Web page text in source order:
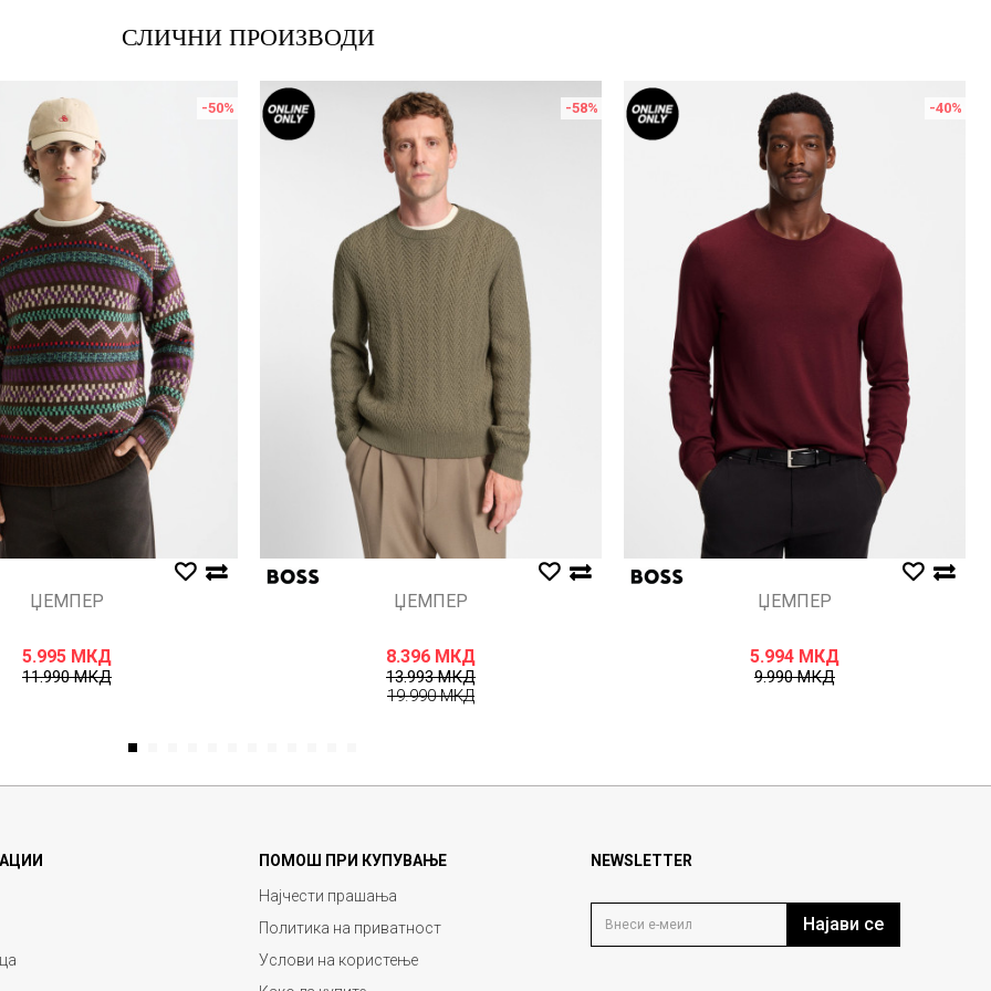
СЛИЧНИ ПРОИЗВОДИ
-50%
ЏЕМПЕР
5.995 МКД
11.990МКД
-58%
ЏЕМПЕР
8.396 МКД
13.993МКД
19.990МКД
-40%
ЏЕМПЕР
5.994 МКД
9.990МКД
1
ПОМОШ ПРИ КУПУВАЊЕ
Најчести прашања
Политика на приватност
Услови на користење
NEWSLETTER
Најави се